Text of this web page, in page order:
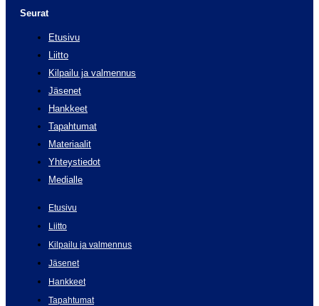
Seurat
Etusivu
Liitto
Kilpailu ja valmennus
Jäsenet
Hankkeet
Tapahtumat
Materiaalit
Yhteystiedot
Medialle
Etusivu
Liitto
Kilpailu ja valmennus
Jäsenet
Hankkeet
Tapahtumat